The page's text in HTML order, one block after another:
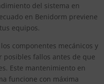
del sistema en
en Benidorm previene
equipos.
componentes mecánicos y
posibles fallos antes de que
Este mantenimiento en
funcione con máxima